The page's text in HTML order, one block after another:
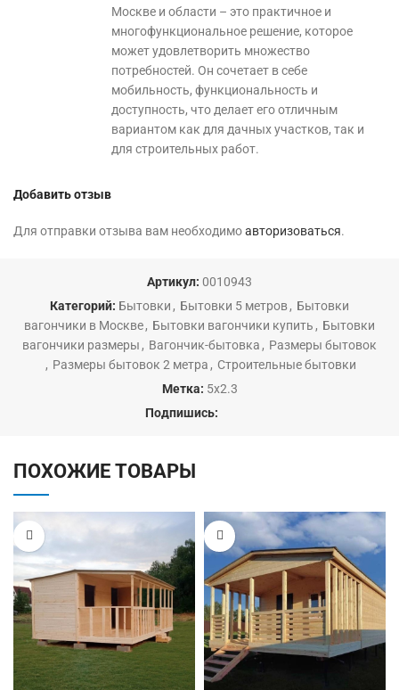
Москве и области – это практичное и
многофункциональное решение, которое
может удовлетворить множество
потребностей. Он сочетает в себе
мобильность, функциональность и
доступность, что делает его отличным
вариантом как для дачных участков, так и
для строительных работ.
Добавить отзыв
Для отправки отзыва вам необходимоавторизоваться.
Артикул: 0010943
Категорий: Бытовки , Бытовки 5 метров, Бытовки
вагончики в Москве, Бытовки вагончики купить , Бытовки
вагончики размеры , Вагончик-бытовка , Размеры бытовок
, Размеры бытовок 2 метра , Строительные бытовки
Метка: 5х2.3
Подпишись:
ПОХОЖИЕ ТОВАРЫ